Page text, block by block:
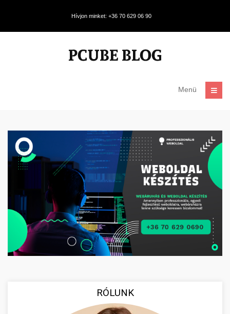
Hívjon minket: +36 70 629 06 90
Menü
RÓLUNK